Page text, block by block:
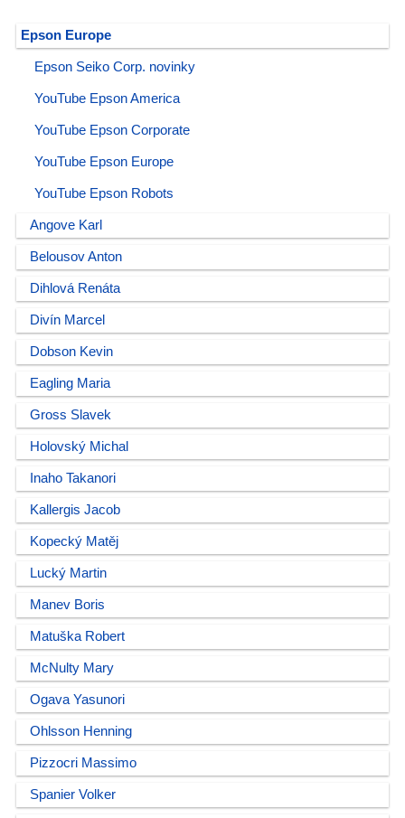
Epson Europe
Epson Seiko Corp. novinky
YouTube Epson America
YouTube Epson Corporate
YouTube Epson Europe
YouTube Epson Robots
Angove Karl
Belousov Anton
Dihlová Renáta
Divín Marcel
Dobson Kevin
Eagling Maria
Gross Slavek
Holovský Michal
Inaho Takanori
Kallergis Jacob
Kopecký Matěj
Lucký Martin
Manev Boris
Matuška Robert
McNulty Mary
Ogava Yasunori
Ohlsson Henning
Pizzocri Massimo
Spanier Volker